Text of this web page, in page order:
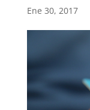
Ene 30, 2017